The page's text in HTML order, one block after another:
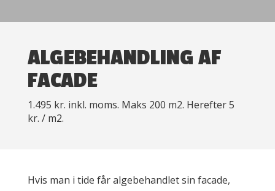
ALGEBEHANDLING AF
FACADE
1.495 kr. inkl. moms. Maks 200 m2. Herefter 5
kr. / m2.
Hvis man i tide får algebehandlet sin facade,